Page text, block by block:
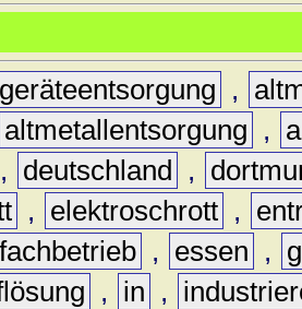
,
altmetallentsorgung ,
, deutschland ,
, elektroschrott ,
, essen ,
, in ,